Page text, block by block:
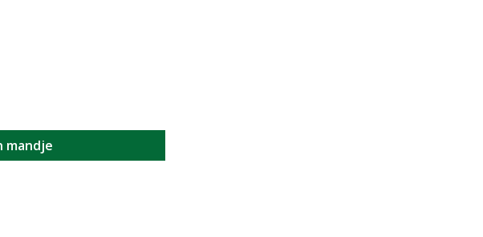
mandje